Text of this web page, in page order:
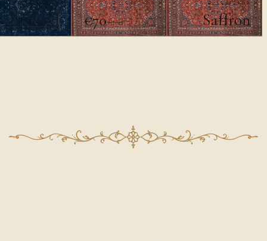
الكلاسيكية
Saffron
€100
€70
الكلاسيكية
Al-Layl